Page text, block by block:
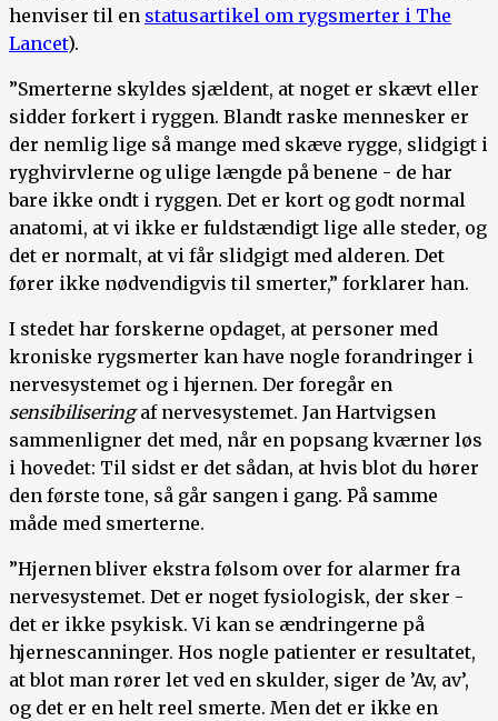
henviser til en statusartikel om rygsmerter i The
Lancet).
”Smerterne skyldes sjældent, at noget er skævt eller
sidder forkert i ryggen. Blandt raske mennesker er
der nemlig lige så mange med skæve rygge, slidgigt i
ryghvirvlerne og ulige længde på benene - de har
bare ikke ondt i ryggen. Det er kort og godt normal
anatomi, at vi ikke er fuldstændigt lige alle steder, og
det er normalt, at vi får slidgigt med alderen. Det
fører ikke nødvendigvis til smerter,” forklarer han.
I stedet har forskerne opdaget, at personer med
kroniske rygsmerter kan have nogle forandringer i
nervesystemet og i hjernen. Der foregår en
sensibiliseringaf nervesystemet. Jan Hartvigsen
sammenligner det med, når en popsang kværner løs
i hovedet: Til sidst er det sådan, at hvis blot du hører
den første tone, så går sangen i gang. På samme
måde med smerterne.
”Hjernen bliver ekstra følsom over for alarmer fra
nervesystemet. Det er noget fysiologisk, der sker -
det er ikke psykisk. Vi kan se ændringerne på
hjernescanninger. Hos nogle patienter er resultatet,
at blot man rører let ved en skulder, siger de ’Av, av’,
og det er en helt reel smerte. Men det er ikke en